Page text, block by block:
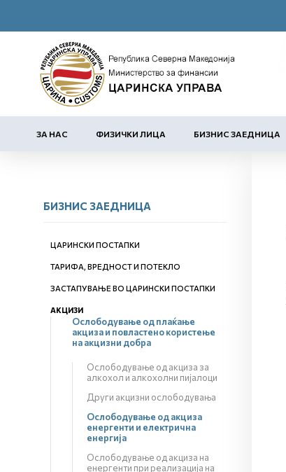
ЗА НАС ФИЗИЧКИ ЛИЦА БИЗНИС ЗАЕДНИЦА
БИЗНИС ЗАЕДНИЦА
ЦАРИНСКИ ПОСТАПКИ
ТАРИФА, ВРЕДНОСТ И ПОТЕКЛО
ЗАСТАПУВАЊЕ ВО ЦАРИНСКИ ПОСТАПКИ
АКЦИЗИ
Ослободување од плаќање
акциза и повластено користење
на акцизни добра
Ослободување од акциза за
алкохол и алкохолни пијалоци
Други акцизни ослободувања
Ослободување од акциза
енергенти и електрична
енергија
Ослободување од акциза на
енергенти при реализација на